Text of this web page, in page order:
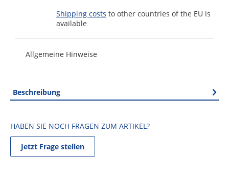
Shipping costs to other countries of the EU is
available
Allgemeine Hinweise
Beschreibung
HABEN SIE NOCH FRAGEN ZUM ARTIKEL?
Jetzt Frage stellen